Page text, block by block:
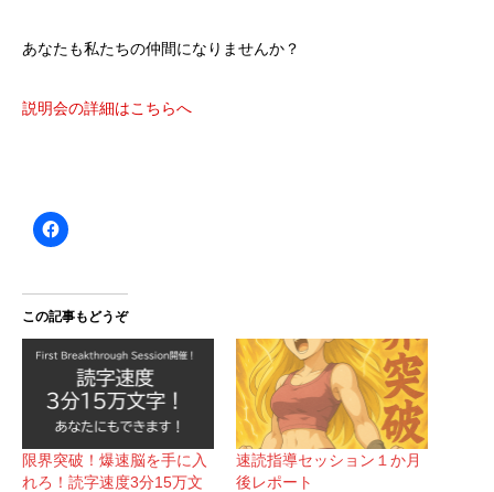
あなたも私たちの仲間になりませんか？
説明会の詳細はこちらへ
この記事もどうぞ
限界突破！爆速脳を手に入
れろ！読字速度3分15万文
速読指導セッション１か月
後レポート